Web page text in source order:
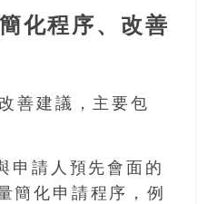
化程序、改善
善建議，主要包
申請人預先會面的
簡化申請程序，例